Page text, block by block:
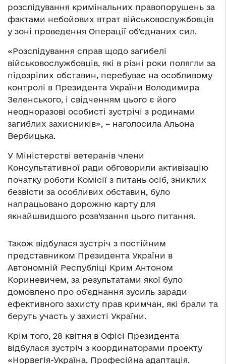
розслідування кримінальних правопорушень за
фактами небойових втрат військовослужбовців
у зоні проведення Операції об’єднаних сил.
«Розслідування справ щодо загибелі
військовослужбовців, які в різні роки полягли за
підозрілих обставин, перебуває на особливому
контролі в Президента України Володимира
Зеленського, і свідченням цього є його
неодноразові особисті зустрічі з родинами
загиблих захисників», – наголосила Альона
Вербицька.
У Міністерстві ветеранів члени
Консультативної ради обговорили активізацію
початку роботи Комісії з питань осіб, зниклих
безвісти за особливих обставин, було
напрацьовано дорожню карту для
якнайшвидшого розв’язання цього питання.
Також відбулася зустріч з постійним
представником Президента України в
Автономній Республіці Крим Антоном
Кориневичем, за результатами якої було
домовлено про об’єднання зусиль заради
ефективного захисту прав кримчан, які брали та
беруть участь у захисті України.
Крім того, 28 квітня в Офісі Президента
відбулася зустріч з координаторами проекту
«Норвегія-Україна. Професійна адаптація.